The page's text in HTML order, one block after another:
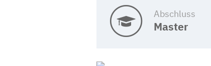
Abschluss
Master